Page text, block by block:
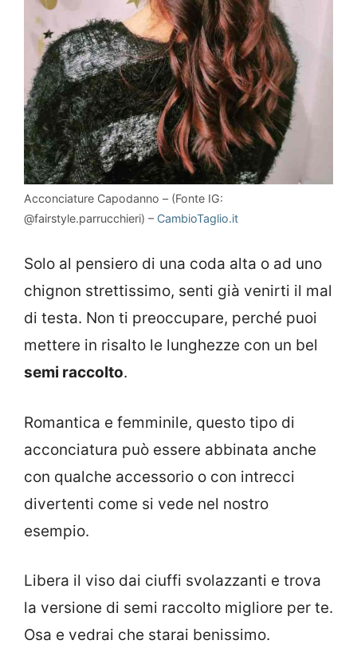
Acconciature Capodanno – (Fonte IG:
@fairstyle.parrucchieri) – CambioTaglio.it
Solo al pensiero di una coda alta o ad uno
chignon strettissimo, senti già venirti il mal
di testa. Non ti preoccupare, perché puoi
mettere in risalto le lunghezze con un bel
semi raccolto.
Romantica e femminile, questo tipo di
acconciatura può essere abbinata anche
con qualche accessorio o con intrecci
divertenti come si vede nel nostro
esempio.
Libera il viso dai ciuffi svolazzanti e trova
la versione di semi raccolto migliore per te.
Osa e vedrai che starai benissimo.